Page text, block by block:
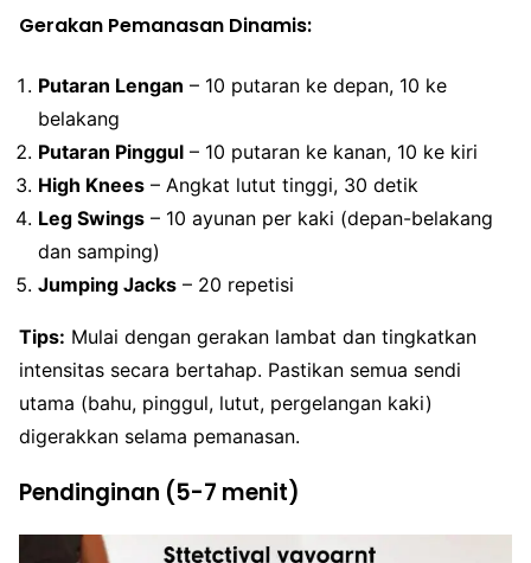
Gerakan Pemanasan Dinamis:
Putaran Lengan – 10 putaran ke depan, 10 ke
belakang
Putaran Pinggul – 10 putaran ke kanan, 10 ke kiri
High Knees – Angkat lutut tinggi, 30 detik
Leg Swings – 10 ayunan per kaki (depan-belakang
dan samping)
Jumping Jacks – 20 repetisi
Tips: Mulai dengan gerakan lambat dan tingkatkan
intensitas secara bertahap. Pastikan semua sendi
utama (bahu, pinggul, lutut, pergelangan kaki)
digerakkan selama pemanasan.
Pendinginan (5-7 menit)